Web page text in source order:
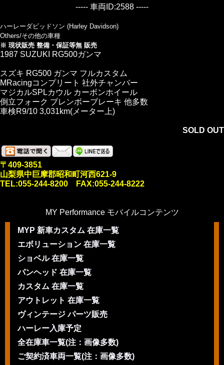
----- 車両ID:2588 -----
ハーレーダビッドソン (Harley Davidson)
Others/その他の車種
※ 現状販売 整備・保証等無 販売
1987 SUZUKI RG500ガンマ
スズキ RG500 ガンマ フルカスタム
MRacingコンプリート 社外チャンバー
マジカルSPLカウル カーボンホイール
倒立フォーク ブレンボーブレーキ 他多数
車検R9/10 3,031km(メーター上)
SOLD OUT
〒409-3851
山梨県中巨摩郡昭和町河西621-9
TEL:055-244-8200 FAX:055-244-8222
MY Performance モバイルコンテンツ
MYP 新車カスタム 在庫一覧
エボリューション 在庫一覧
ショベル 在庫一覧
パンヘッド 在庫一覧
カスタム 在庫一覧
アウトレット 在庫一覧
ヴィンテージ パーツ販売
ハーレー入庫予定
全在庫車一覧(注：画像多数)
ご契約済車両一覧(注：画像多数)